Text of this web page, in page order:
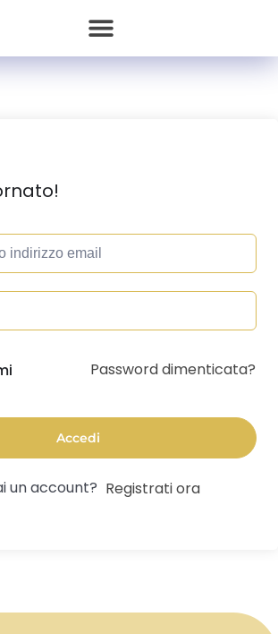
Password dimenticata?
Accedi
un account? Registrati ora